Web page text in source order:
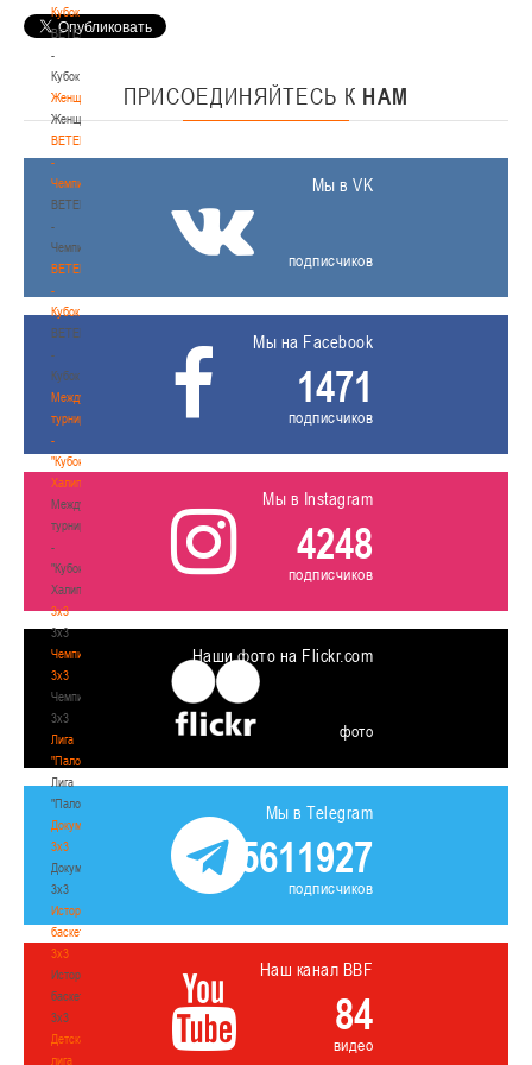
Кубок
BETERA
-
Кубок
Женщины
Женщины
BETERA
-
Чемпионат
BETERA
-
Чемпионат
BETERA
-
Кубок
BETERA
-
Кубок
Международный
турнир
-
"Кубок
Халипского"
Международный
турнир
-
"Кубок
Халипского"
3x3
3x3
Чемпионат
3х3
Чемпионат
3х3
Лига
"Палова"
Лига
"Палова"
Документы
3х3
Документы
3х3
История
баскетбола
3х3
История
баскетбола
3х3
Детская
лига
ПРИСОЕДИНЯЙТЕСЬ К НАМ
Мы в VK
подписчиков
Мы на Facebook
1471
подписчиков
Мы в Instagram
4248
подписчиков
Наши фото на Flickr.com
фото
Мы в Telegram
5611927
подписчиков
Наш канал BBF
84
видео